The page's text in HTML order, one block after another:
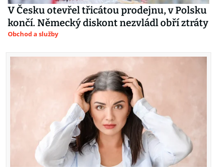
V Česku otevřel třicátou prodejnu, v Polsku
končí. Německý diskont nezvládl obří ztráty
Obchod a služby